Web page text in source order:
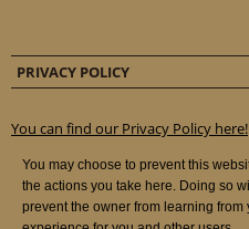
PRIVACY POLICY
You can find our Privacy Policy here!